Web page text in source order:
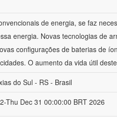
de energia, se faz
energia. Novas tecnologias de
configurações de baterias de
O aumento da vida útil
do Sul - RS - Brasil
Thu Dec 31 00:00:00 BRT 2026